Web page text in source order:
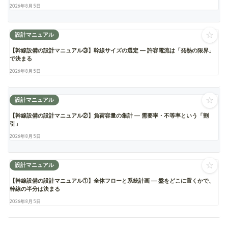
2026年8月5日
設計マニュアル
【幹線設備の設計マニュアル③】幹線サイズの選定 ― 許容電流は「発熱の限界」
で決まる
2026年8月5日
☆
設計マニュアル
【幹線設備の設計マニュアル②】負荷容量の集計 ― 需要率・不等率という「割
引」
2026年8月5日
☆
設計マニュアル
【幹線設備の設計マニュアル①】全体フローと系統計画 ― 盤をどこに置くかで、
幹線の半分は決まる
2026年8月5日
☆